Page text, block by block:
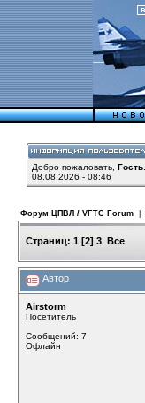
Добро пожаловать, Гость
08.08.2026 - 08:46
Форум ЦПВЛ / VFTC Forum
Страниц: 1 [2] 3 Все
Автор
Airstorm
Посетитель
Сообщений: 7
Офлайн